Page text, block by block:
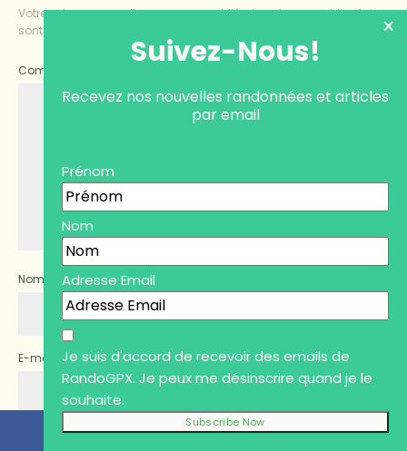
Votre adresse e-mail ne sera pas publiée.Les champs obligatoires
sont indiqués avec
Commentaire
Nom
E-mail * Site web
Enregistrer mon nom, mon e-mail et mon site dans le
Suivez-Nous!
Recevez nos nouvelles randonnées et articles
par email
Prénom
Nom
Adresse Email
Je suis d'accord de recevoir des emails de
RandoGPX. Je peux me désinscrire quand je le
souhaite.
×